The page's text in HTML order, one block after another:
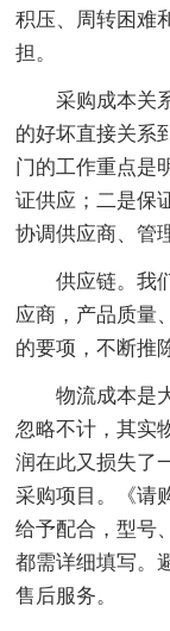
积压、周转困难
担。
采购成本关
的好坏直接关系
门的工作重点是
证供应；二是保
协调供应商、管
供应链。我
应商，产品质量
的要项，不断推
物流成本是
忽略不计，其实
润在此又损失了
采购项目。《请
给予配合，型号
都需详细填写。
售后服务。